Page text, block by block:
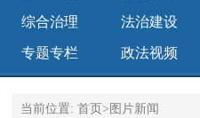
综合治理 法治建设
专题专栏 政法视频
当前位置:首页> 图片新闻